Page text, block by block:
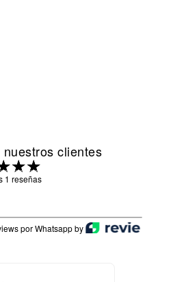
clientes
1 reseñas
por Whatsapp by